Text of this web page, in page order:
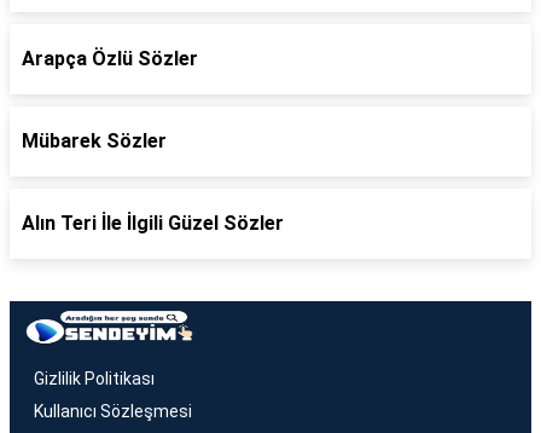
Arapça Özlü Sözler
Mübarek Sözler
Alın Teri İle İlgili Güzel Sözler
Gizlilik Politikası
Kullanıcı Sözleşmesi